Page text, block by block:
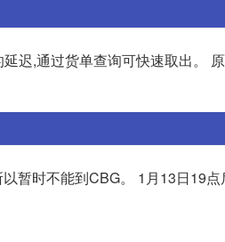
迟,通过货单查询可快速取出。
暂时不能到CBG。 1月13日19